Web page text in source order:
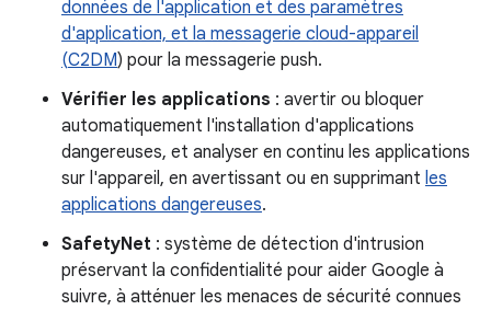
données de l'application et des paramètres
d'application, et la messagerie cloud-appareil
(C2DM) pour la messagerie push.
Vérifier les applications : avertir ou bloquer
automatiquement l'installation d'applications
dangereuses, et analyser en continu les applications
sur l'appareil, en avertissant ou en supprimant les
applications dangereuses.
SafetyNet : système de détection d'intrusion
préservant la confidentialité pour aider Google à
suivre, à atténuer les menaces de sécurité connues